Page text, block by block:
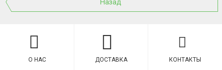
Назад
О НАС ДОСТАВКА КОНТАКТЫ